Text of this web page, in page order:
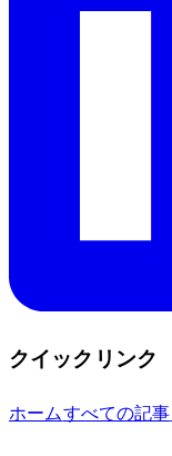
クイックリンク
ホームすべての記事